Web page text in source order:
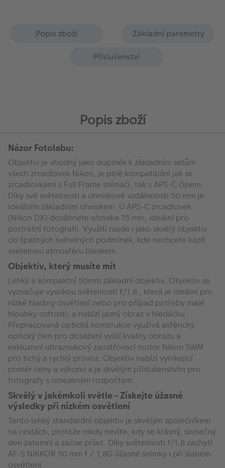
Popis zboží
Základní parametry
Příslušenství
Popis zboží
Názor Fotolabu:
Objektiv je vhodný jako doplněk k základním setům
všech zrcadlovek Nikon, je plně kompatibilní jak se
zrcadlovkami s Full Frame snímači, tak s APS-C čipem.
Díky své světelnosti a ohniskové vzdálenosti 50 mm je
ideálním základním ohniskem. U APS-C zrcadlovek
(Nikon DX) dosáhnete ohniska 75 mm, ideální pro
portrétní fotografii. Využití najde i jako skvělý objektiv
do špatných světelných podmínek, kde nechcete kazit
světelnou atmosféru bleskem.
Objektiv, který musíte mít
Lehký a kompaktní 50mm základní objektiv. Objektiv se
vyznačuje vysokou světelností f/1,8 , která je ideální pro
nízké hladiny osvětlení nebo pro případ potřeby malé
hloubky ostrosti, a nabízí jasný obraz v hledáčku.
Přepracovaná optická konstrukce využívá asférický
optický člen pro dosažení vyšší kvality obrazu a
exkluzivní ultrazvukový zaostřovací motor Nikon SWM
pro tichý a rychlý provoz. Objektiv nabízí vynikající
poměr ceny a výkonu a je skvělým příslušenstvím pro
fotografy s omezeným rozpočtem.
Skvělý v jakémkoli světle - Získejte úžasné
výsledky při nízkém osvětlení
Tento lehký standardní objektiv je skvělým společníkem
na cestách, protože nikdy nevíte, kdy se krásný, slunečný
den zatemní a začne pršet. Díky světelnosti f/1,8 zachytí
AF-S NIKKOR 50 mm f / 1,8G úžasné snímky i při slabém
osvětlení.